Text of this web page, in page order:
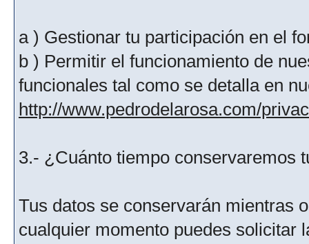
a ) Gestionar tu participación en el
b ) Permitir el funcionamiento de
funcionales tal como se detalla en
http://www.pedrodelarosa.com/
3.- ¿Cuánto tiempo conservaremos
Tus datos se conservarán mientras
cualquier momento puedes solicitar